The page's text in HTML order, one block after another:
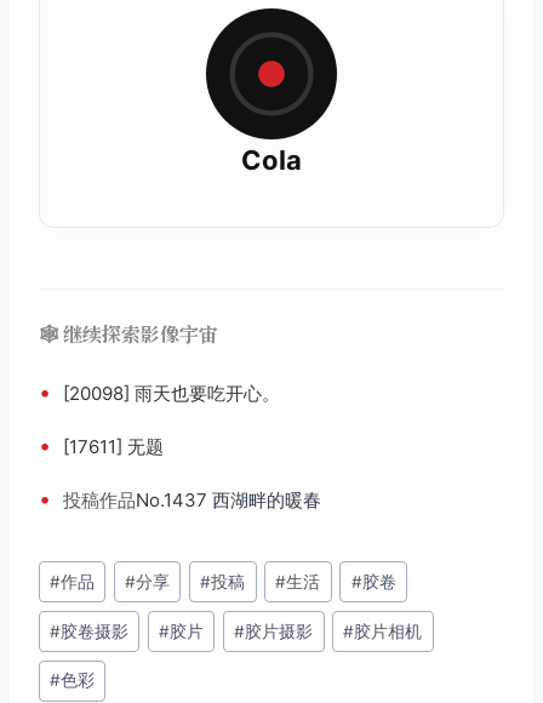
Cola
🕸️ 继续探索影像宇宙
• [20098] 雨天也要吃开心。
• [17611] 无题
• 投稿作品No.1437 西湖畔的暖春
文
章
标
签：
#作品 #分享 #投稿 #生活 #胶卷
#胶卷摄影 #胶片 #胶片摄影 #胶片相机
#色彩